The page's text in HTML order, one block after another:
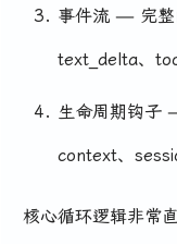
事件流 — 完整
text_delta、
生命周期钩子
context、
核心循环逻辑非